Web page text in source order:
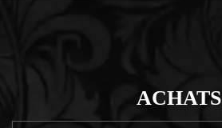
ACHATS